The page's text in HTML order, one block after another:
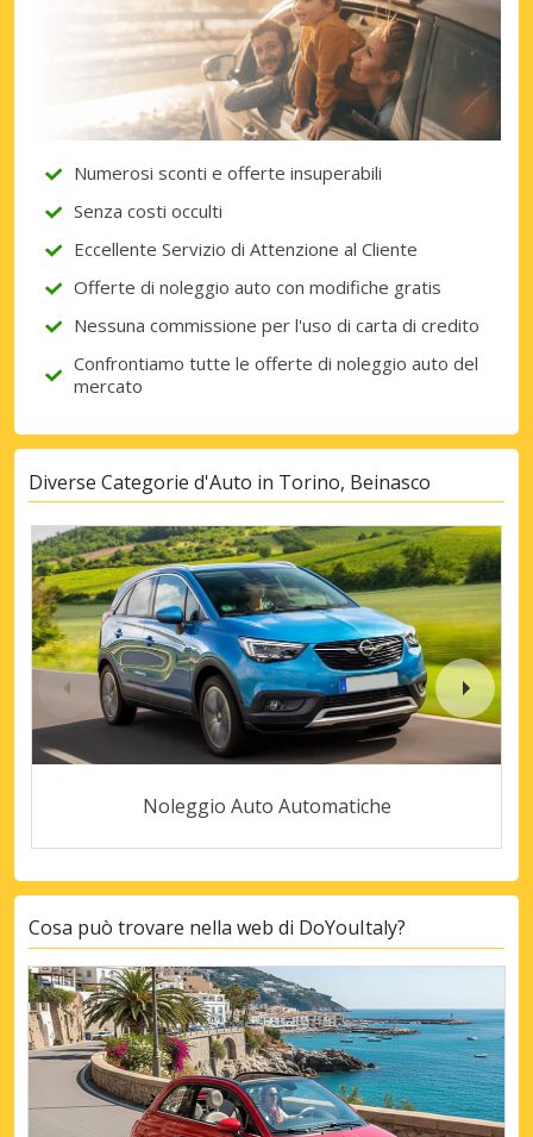
Numerosi sconti e offerte insuperabili
Senza costi occulti
Eccellente Servizio di Attenzione al Cliente
Offerte di noleggio auto con modifiche gratis
Nessuna commissione per l'uso di carta di credito
Confrontiamo tutte le offerte di noleggio auto del
mercato
Diverse Categorie d'Auto in Torino, Beinasco
Noleggio Auto Automatiche
Cosa può trovare nella web di DoYouItaly?